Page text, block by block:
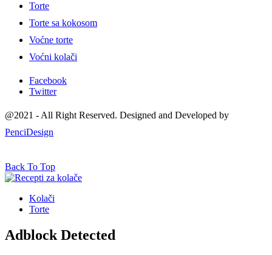
Torte
Torte sa kokosom
Voćne torte
Voćni kolači
Facebook
Twitter
@2021 - All Right Reserved. Designed and Developed by
PenciDesign
Back To Top
Kolači
Torte
Adblock Detected